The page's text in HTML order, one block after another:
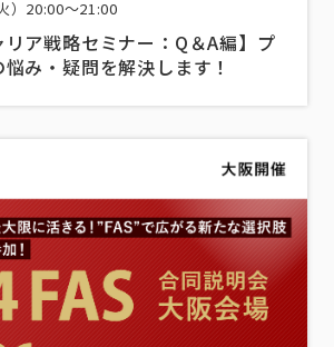
）20:00～21:00
リア戦略セミナー：Q＆A編】プ
み・疑問を解決します！